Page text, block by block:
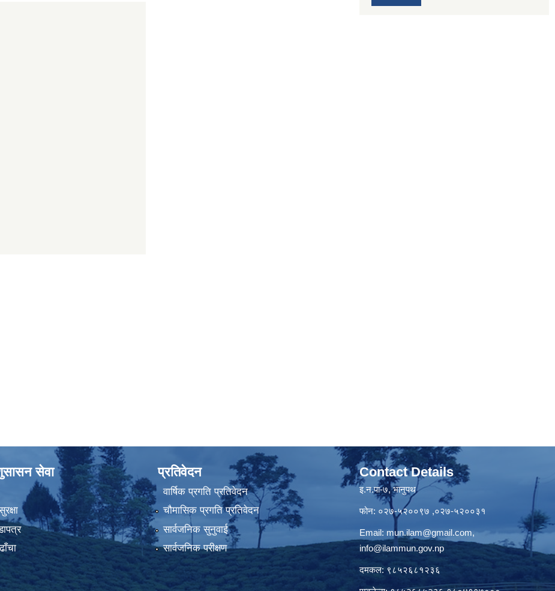
सेवा प्रतिवेदन
वार्षिक प्रगति प्रतिवेदन
चौमासिक प्रगति प्रतिवेदन
सार्वजनिक सुनुवाई
सार्वजनिक परीक्षण
Contact Details
इ.न.पा-७, भानुपथ
फोन: ०२७-५२००९७ ,०२७-५२००३१
Email: mun.ilam@gmail.com,
info@ilammun.gov.np
दमकल: ९८५२६८१२३६